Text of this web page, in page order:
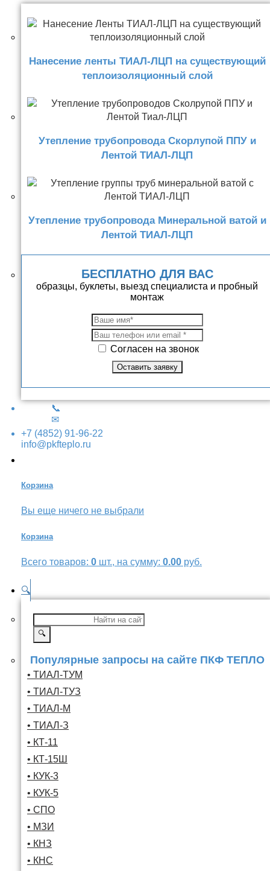
Нанесение ленты ТИАЛ-ЛЦП на существующий
теплоизоляционный слой
Утепление трубопровода Скорлупой ППУ и
Лентой ТИАЛ-ЛЦП
Утепление трубопровода Минеральной ватой и
Лентой ТИАЛ-ЛЦП
БЕСПЛАТНО ДЛЯ ВАС
образцы, буклеты, выезд специалиста и пробный
монтаж
Согласен на звонок
📞
✉
+7 (4852) 91-96-22
info@pkfteplo.ru
Корзина
Вы еще ничего не выбрали
Корзина
Всего товаров: 0 шт., на сумму: 0.00 руб.
🔍
🔍
Популярные запросы на сайте ПКФ ТЕПЛО
• ТИАЛ-ТУМ
• ТИАЛ-ТУЗ
• ТИАЛ-М
• ТИАЛ-З
• КТ-11
• КТ-15Ш
• КУК-3
• КУК-5
• СПО
• МЗИ
• КНЗ
• КНС